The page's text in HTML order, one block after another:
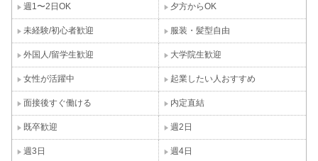
週1〜2日OK 夕方からOK
未経験/初心者歓迎 服装・髪型自由
外国人/留学生歓迎 大学院生歓迎
女性が活躍中 起業したい人おすすめ
面接後すぐ働ける 内定直結
既卒歓迎 週2日
週3日 週4日